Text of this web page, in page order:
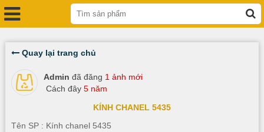
Quay lại trang chủ
Admin đã đăng 1 ảnh mới
Cách đây 5 năm
KÍNH CHANEL 5435
Tên SP : Kính chanel 5435